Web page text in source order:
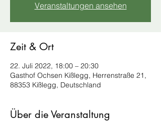
Veranstaltungen ansehen
Zeit & Ort
22. Juli 2022, 18:00 – 20:30
Gasthof Ochsen Kißlegg, Herrenstraße 21,
88353 Kißlegg, Deutschland
Über die Veranstaltung